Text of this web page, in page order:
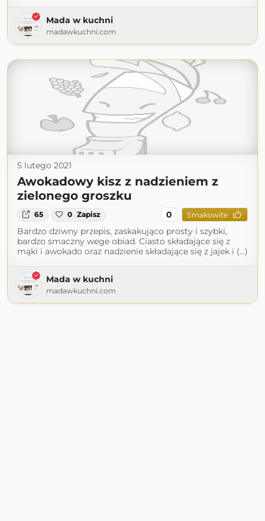
Mada w kuchni
madawkuchni.com
5 lutego 2021
Awokadowy kisz z nadzieniem z
zielonego groszku
65 0 Zapisz 0 Smakowite
Bardzo dziwny przepis, zaskakująco prosty i szybki,
bardzo smaczny wege obiad. Ciasto składające się z
mąki i awokado oraz nadzienie składające się z jajek i (...)
Mada w kuchni
madawkuchni.com